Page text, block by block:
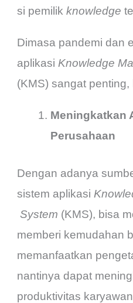
si pemilikknowledge
Dimasa pandemi dan
aplikasi Knowledge
(KMS) sangat penting,
Meningkatkan
Perusahaan
Dengan adanya
sistem aplikasi
System (KMS), bisa
memberi kemudahan
memanfaatkan
nantinya dapat
produktivitas